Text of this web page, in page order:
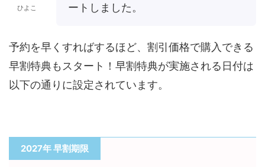
ひよこ
ートしました。
予約を早くすればするほど、割引価格で購入できる
早割特典もスタート！早割特典が実施される日付は
以下の通りに設定されています。
2027年 早割期限